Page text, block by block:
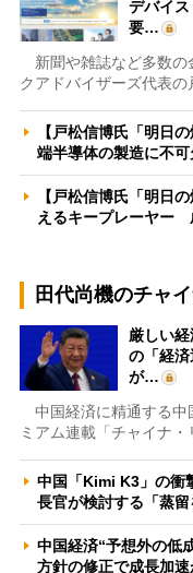
デバイ
要…
新聞や雑誌など多数の
クアドバイザーズ代表の
【戸松信博氏「明日
端半導体の製造に不
【戸松信博氏「明日
えるキープレーヤー
田代尚機のチャ
厳しい
の「経
が…
中国経済に精通する中
ミアム連載「チャイナ
中国「Kimi K3」の衝
長官が検討する「蒸
中国経済“予想外の低
方針の修正で成長加